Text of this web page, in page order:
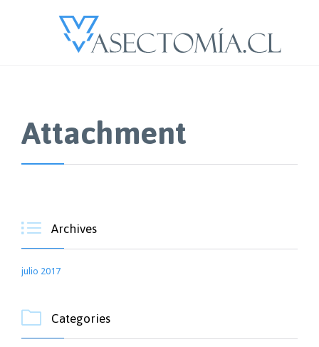
Attachment
 Archives
julio 2017
 Categories